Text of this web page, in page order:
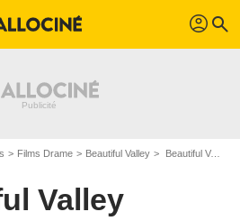
profil search
Films Drame Beautiful Valley Beautiful Valley en DVD Blu Ray
Valley